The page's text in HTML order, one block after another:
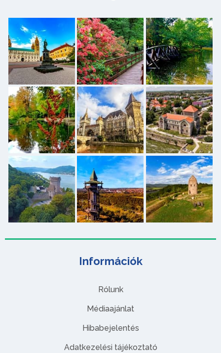
Információk
Rólunk
Médiaajánlat
Hibabejelentés
Adatkezelési tájékoztató